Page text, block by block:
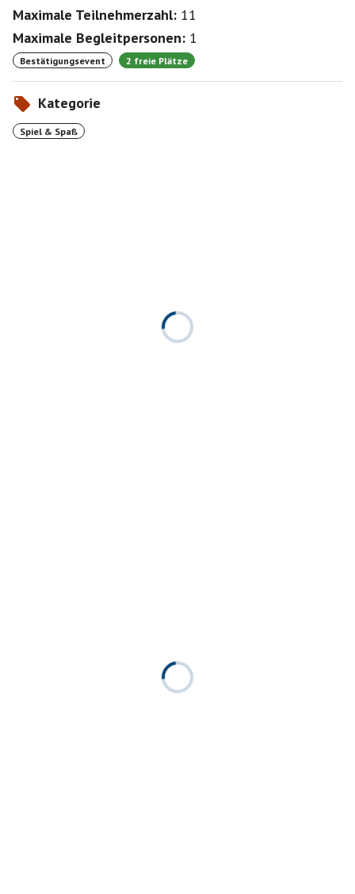
Maximale Teilnehmerzahl: 11
Maximale Begleitpersonen: 1
Bestätigungsevent 2 freie Plätze
Kategorie
Spiel & Spaß